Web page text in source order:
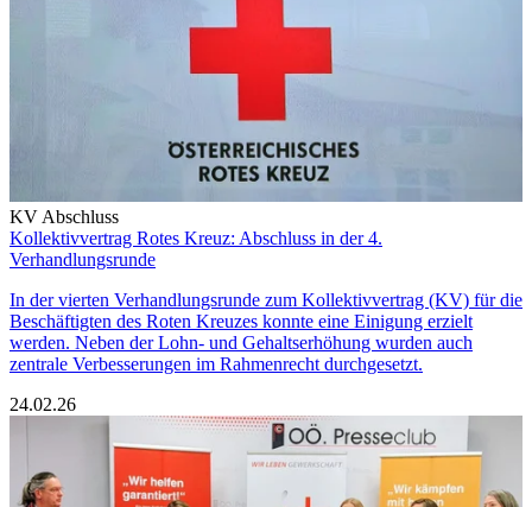
KV Abschluss
Kollektivvertrag Rotes Kreuz: Abschluss in der 4.
Verhandlungsrunde
In der vierten Verhandlungsrunde zum Kollektivvertrag (KV) für die
Beschäftigten des Roten Kreuzes konnte eine Einigung erzielt
werden. Neben der Lohn- und Gehaltserhöhung wurden auch
zentrale Verbesserungen im Rahmenrecht durchgesetzt.
24.02.26